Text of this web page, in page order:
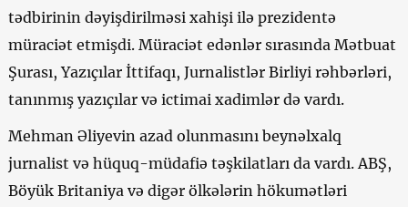
tədbirinin dəyişdirilməsi xahişi ilə prezidentə
müraciət etmişdi. Müraciət edənlər sırasında Mətbuat
Şurası, Yazıçılar İttifaqı, Jurnalistlər Birliyi rəhbərləri,
tanınmış yazıçılar və ictimai xadimlər də vardı.
Mehman Əliyevin azad olunmasını beynəlxalq
jurnalist və hüquq-müdafiə təşkilatları da vardı. ABŞ,
Böyük Britaniya və digər ölkələrin hökumətləri